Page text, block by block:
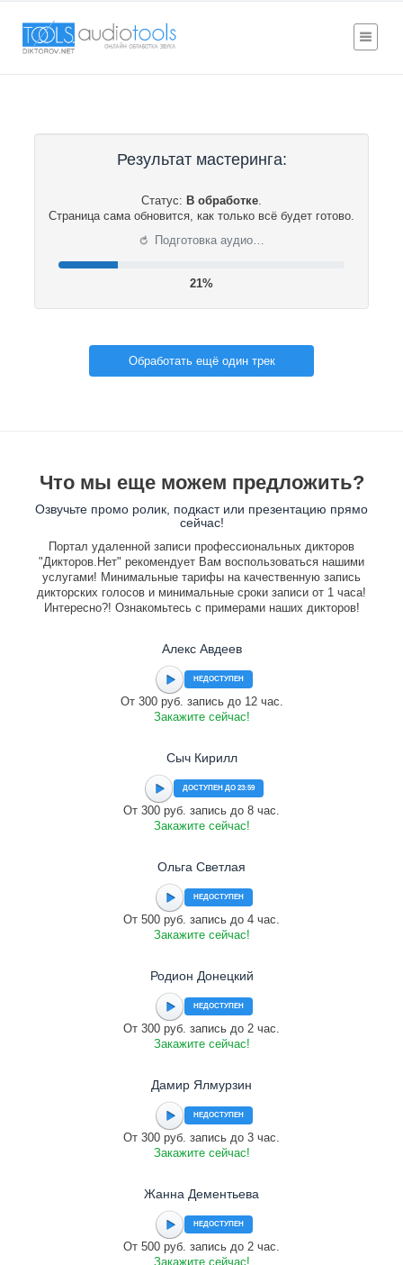
Результат мастеринга:
Статус: В обработке.
Страница сама обновится, как только всё будет готово.
⟳ Подготовка аудио…
22%
Обработать ещё один трек
Что мы еще можем предложить?
Озвучьте промо ролик, подкаст или презентацию прямо
сейчас!
Портал удаленной записи профессиональных дикторов
"Дикторов.Нет" рекомендует Вам воспользоваться нашими
услугами! Минимальные тарифы на качественную запись
дикторских голосов и минимальные сроки записи от 1 часа!
Интересно?! Ознакомьтесь с примерами наших дикторов!
Алекс Авдеев
НЕДОСТУПЕН
От 300 руб. запись до 12 час.
Закажите сейчас!
Сыч Кирилл
ДОСТУПЕН ДО 23:59
От 300 руб. запись до 8 час.
Закажите сейчас!
Ольга Светлая
НЕДОСТУПЕН
От 500 руб. запись до 4 час.
Закажите сейчас!
Родион Донецкий
НЕДОСТУПЕН
От 300 руб. запись до 2 час.
Закажите сейчас!
Дамир Ялмурзин
НЕДОСТУПЕН
От 300 руб. запись до 3 час.
Закажите сейчас!
Жанна Дементьева
НЕДОСТУПЕН
От 500 руб. запись до 2 час.
Закажите сейчас!